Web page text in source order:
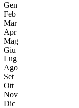
Gen
Feb
Mar
Apr
Mag
Giu
Lug
Ago
Set
Ott
Nov
Dic